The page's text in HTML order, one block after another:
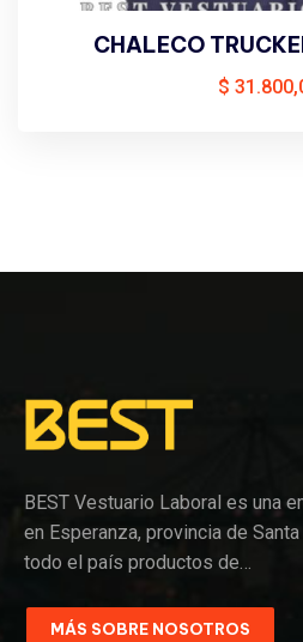
CHALECO
$
BEST Vestuario Laboral es una
en Esperanza, provincia de
todo el país productos de…
MÁS SOBRE NOSOTROS